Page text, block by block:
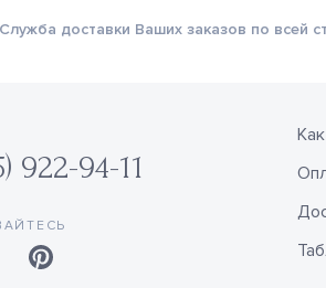
Служба доставки Ваших заказов по всей
922-94-11